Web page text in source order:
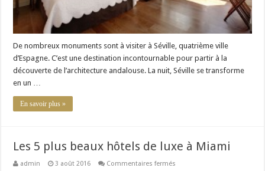
De nombreux monuments sont à visiter à Séville, quatrième ville
d’Espagne. C’est une destination incontournable pour partir à la
découverte de l’architecture andalouse. La nuit, Séville se transforme
en un …
En savoir plus »
Les 5 plus beaux hôtels de luxe à Miami
admin 3 août 2016 Commentaires fermés